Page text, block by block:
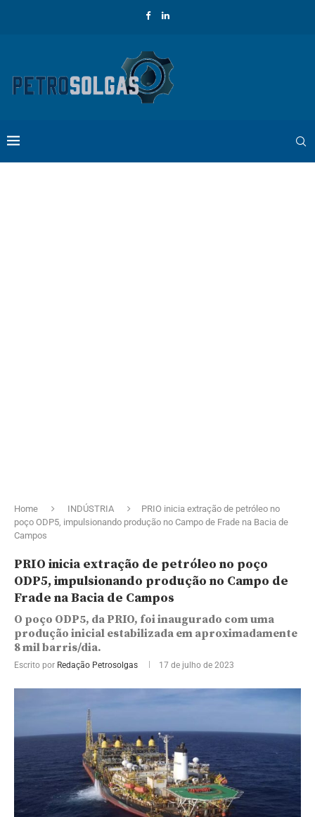
Home INDÚSTRIA
PRIO inicia extração de petróleo no
poço ODP5, impulsionando produção no Campo de Frade na Bacia de
Campos
PRIO inicia extração de petróleo no poço
ODP5, impulsionando produção no Campo de
Frade na Bacia de Campos
O poço ODP5, da PRIO, foi inaugurado com uma
produção inicial estabilizada em aproximadamente
8 mil barris/dia.
Escrito por Redação Petrosolgas 17 de julho de 2023